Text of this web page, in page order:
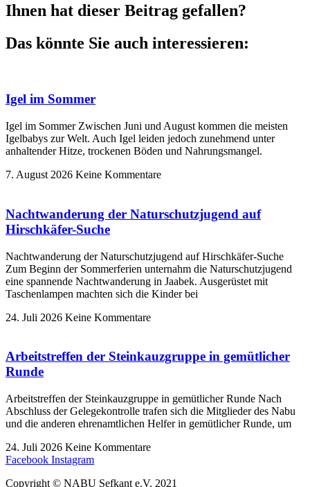
Ihnen hat dieser Beitrag gefallen?
Das könnte Sie auch interessieren:
Igel im Sommer
Igel im Sommer Zwischen Juni und August kommen die meisten
Igelbabys zur Welt. Auch Igel leiden jedoch zunehmend unter
anhaltender Hitze, trockenen Böden und Nahrungsmangel.
7. August 2026 Keine Kommentare
Nachtwanderung der Naturschutzjugend auf
Hirschkäfer-Suche
Nachtwanderung der Naturschutzjugend auf Hirschkäfer-Suche
Zum Beginn der Sommerferien unternahm die Naturschutzjugend
eine spannende Nachtwanderung in Jaabek. Ausgerüstet mit
Taschenlampen machten sich die Kinder bei
24. Juli 2026 Keine Kommentare
Arbeitstreffen der Steinkauzgruppe in gemütlicher
Runde
Arbeitstreffen der Steinkauzgruppe in gemütlicher Runde Nach
Abschluss der Gelegekontrolle trafen sich die Mitglieder des Nabu
und die anderen ehrenamtlichen Helfer in gemütlicher Runde, um
24. Juli 2026 Keine Kommentare
Facebook Instagram
Copyright © NABU Sefkant e.V. 2021